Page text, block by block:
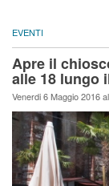
EVENTI
Apre il
alle 18 lungo
Venerdi 6 Maggio 2016